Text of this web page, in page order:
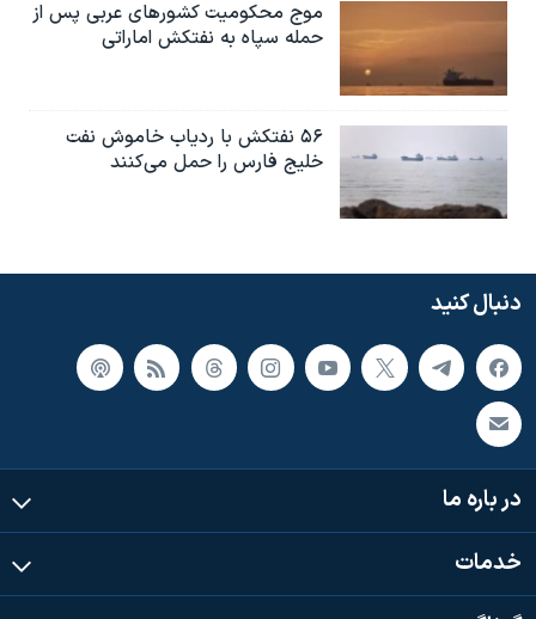
موج محکومیت کشورهای عربی پس از
حمله سپاه به نفتکش اماراتی
۵۶ نفتکش با ردیاب خاموش نفت
خلیج فارس را حمل می‌کنند
دنبال کنید
در باره ما
خدمات